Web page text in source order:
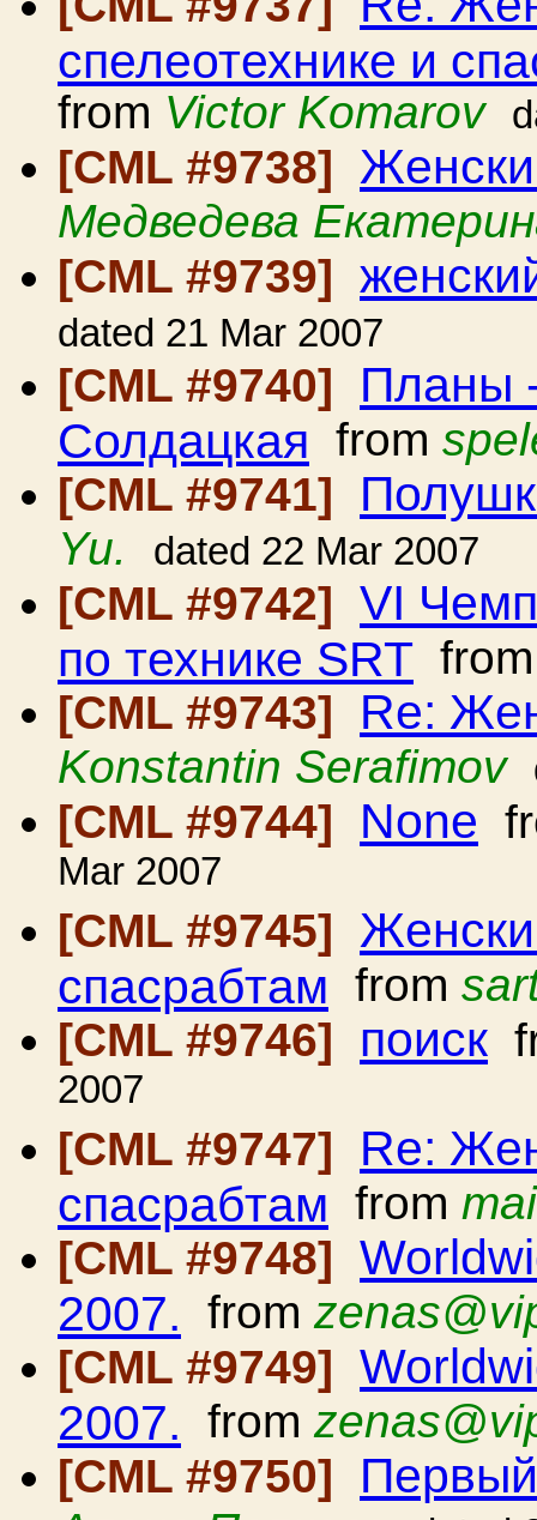
спелеотехнике и
from Victor Komarov
[CML #9738]
Медведева
[CML #9739]
dated 21 Mar 2007
[CML #9740] Планы
Солдацкая from
[CML #9741]
Yu. dated 22 Mar 2007
[CML #9742] VI
по технике SRT
[CML #9743]
Re:
Konstantin Serafimov
[CML #9744] None
Mar 2007
[CML #9745]
спасрабтам from
[CML #9746]
поиск
2007
[CML #9747]
Re:
спасрабтам from
[CML #9748]
2007. from
[CML #9749]
2007. from
[CML #9750]